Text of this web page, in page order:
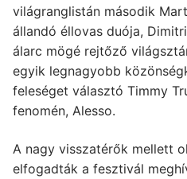
világranglistán második
állandó éllovas duója,
álarc mögé rejtőző
egyik legnagyobb
feleséget választó Timmy
fenomén, Alesso.
A nagy visszatérők mellett
elfogadták a fesztivál